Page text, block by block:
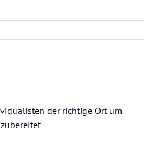
der richtige Ort um